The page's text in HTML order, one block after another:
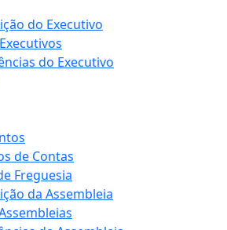
do Executivo
do Executivo
de Contas
Freguesia
da Assembleia